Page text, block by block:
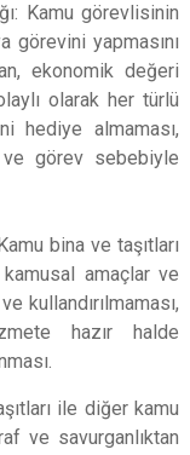
Kamu görevlisinin
görevini yapmasını
ekonomik değeri
olarak her türlü
hediye almaması,
görev sebebiyle
bina ve taşıtları
kamusal amaçlar ve
kullandırılmaması,
hazır halde
ile diğer kamu
ve savurganlıktan